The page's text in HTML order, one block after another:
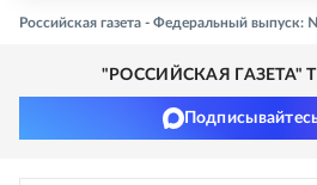
Российская газета - Федеральный выпуск:
"РОССИЙСКАЯ ГАЗЕТА"